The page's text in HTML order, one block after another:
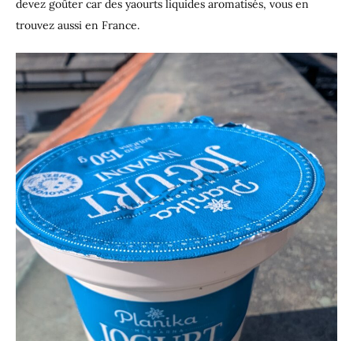
devez goûter car des yaourts liquides aromatisés, vous en
trouvez aussi en France.